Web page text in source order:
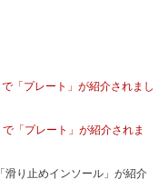
「プレート」が紹介されまし
「プレート」が紹介されま
り止めインソール」が紹介